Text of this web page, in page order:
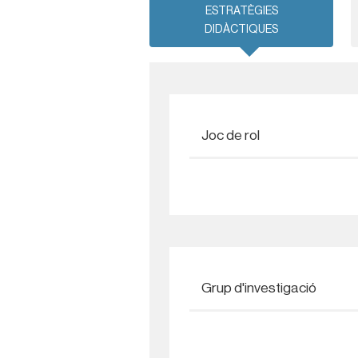
ESTRATÈGIES
DIDÀCTIQUES
Joc de rol
Grup d'investigació